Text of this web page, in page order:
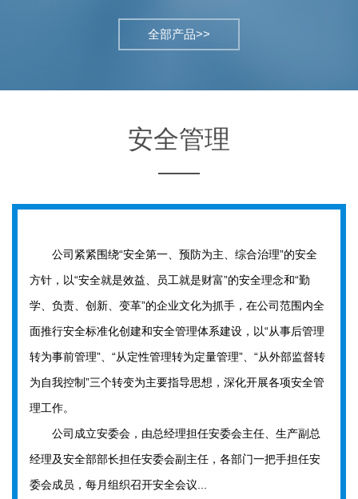
全部产品>>
安全管理
公司紧紧围绕“安全第一、预防为主、综合治理”的安全
方针，以“安全就是效益、员工就是财富”的安全理念和“勤
学、负责、创新、变革”的企业文化为抓手，在公司范围内全
面推行安全标准化创建和安全管理体系建设，以“从事后管理
转为事前管理”、“从定性管理转为定量管理”、“从外部监督转
为自我控制”三个转变为主要指导思想，深化开展各项安全管
理工作。
公司成立安委会，由总经理担任安委会主任、生产副总
经理及安全部部长担任安委会副主任，各部门一把手担任安
委会成员，每月组织召开安全会议...